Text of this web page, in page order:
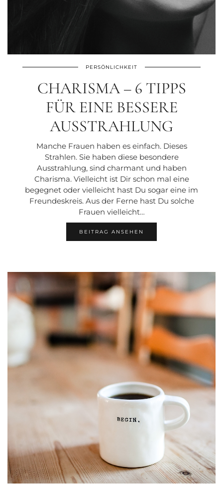
PERSÖNLICHKEIT
CHARISMA – 6 TIPPS
FÜR EINE BESSERE
AUSSTRAHLUNG
Manche Frauen haben es einfach. Dieses
Strahlen. Sie haben diese besondere
Ausstrahlung, sind charmant und haben
Charisma. Vielleicht ist Dir schon mal eine
begegnet oder vielleicht hast Du sogar eine im
Freundeskreis. Aus der Ferne hast Du solche
Frauen vielleicht…
BEITRAG ANSEHEN